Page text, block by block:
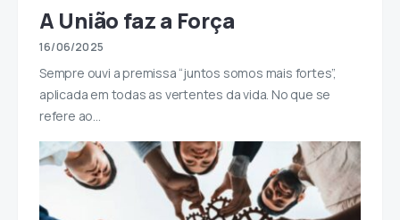
A União faz a Força
16/06/2025
Sempre ouvi a premissa “juntos somos mais fortes”,
aplicada em todas as vertentes da vida. No que se
refere ao…